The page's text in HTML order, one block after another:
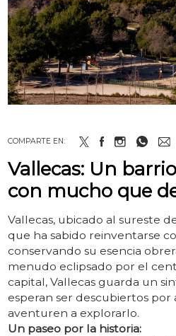
COMPARTE EN:
Vallecas: Un
con mucho que
Vallecas, ubicado al sureste
que ha sabido reinventarse
conservando su esencia
menudo eclipsado por el
capital, Vallecas guarda un
esperan ser descubiertos por
aventuren a explorarlo.
Un paseo por la historia: